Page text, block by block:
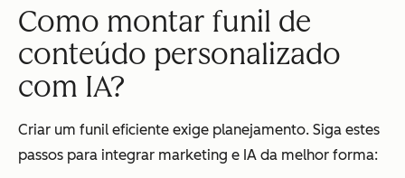
Como montar funil de
conteúdo personalizado
com IA?
Criar um funil eficiente exige planejamento. Siga estes
passos para integrar marketing e IA da melhor forma: